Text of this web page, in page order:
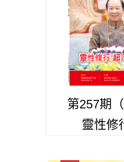
第257期
靈性